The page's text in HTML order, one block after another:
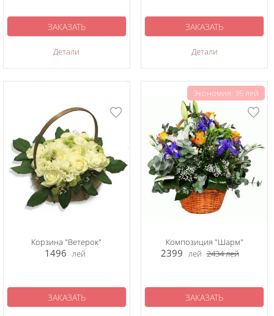
Детали
ЗАКАЗАТЬ
Детали
ЗАКАЗАТЬ
Корзина "Ветерок"
1496 лей
ЗАКАЗАТЬ
Экономия: 35 лей
Композиция "Шарм"
2399 лей 2434лей
ЗАКАЗАТЬ